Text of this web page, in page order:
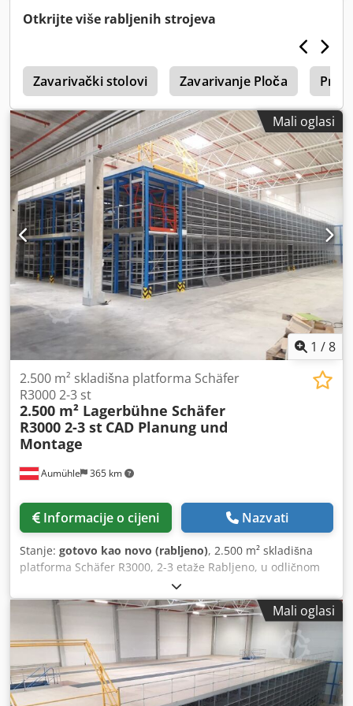
stojimo Vam na raspolaganju. Cedjlz Nb Nepfx Ac Tjrf
Otkrijte više rabljenih strojeva
Zavarivački stolovi Zavarivanje Ploča
Mali oglasi
1 /8
Aumühle 365 km
2.500 m² skladišna platforma Schäfer
R3000 2-3 st
2.500 m² Lagerbühne Schäfer
R3000 2-3 st CAD Planung und
Montage
Informacije o cijeni Nazvati
Stanje: gotovo kao novo (rabljeno), 2.500 m² skladišna
platforma Schäfer R3000, 2-3 etaže Rabljeno, u odličnom
stanju, kao novo, pogledajte slike. Proizvođač: SCHÄFER
R3000 CAD planiranje i montaža 2-3 etaže Cijena na upit!
Moguća djelomična prodaja. Cijena za pregovore: na upit!
Roba je na lageru i odmah dostupna. Transport i montaža
mogu se dogovoriti. Moguća je inspekcija po dogovoru.
Dodatne informacije na upit. Stalno imamo na lageru
preko 5000 tekućih metara paletnih regala Credpfx
Aofiqhlsc Tjf od brojnih proizvođača. (Zadržavamo pravo na
Mali oglasi